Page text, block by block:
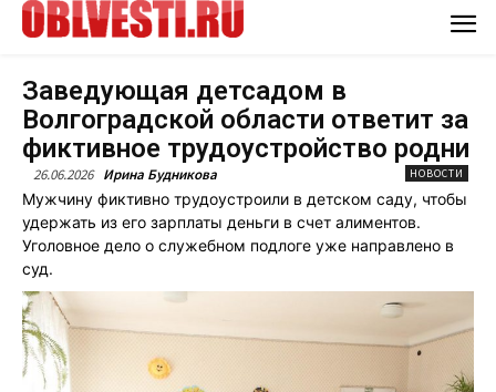
Заведующая детсадом в
Волгоградской области ответит за
фиктивное трудоустройство родни
26.06.2026 Ирина Будникова НОВОСТИ
Мужчину фиктивно трудоустроили в детском саду, чтобы
удержать из его зарплаты деньги в счет алиментов.
Уголовное дело о служебном подлоге уже направлено в
суд.